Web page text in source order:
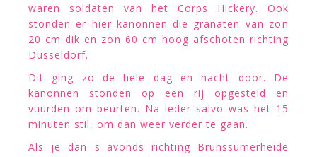
waren soldaten van het Corps Hickery. Ook
stonden er hier kanonnen die granaten van zon
20 cm dik en zon 60 cm hoog afschoten richting
Dusseldorf.
Dit ging zo de hele dag en nacht door. De
kanonnen stonden op een rij opgesteld en
vuurden om beurten. Na ieder salvo was het 15
minuten stil, om dan weer verder te gaan.
Als je dan s avonds richting Brunssumerheide